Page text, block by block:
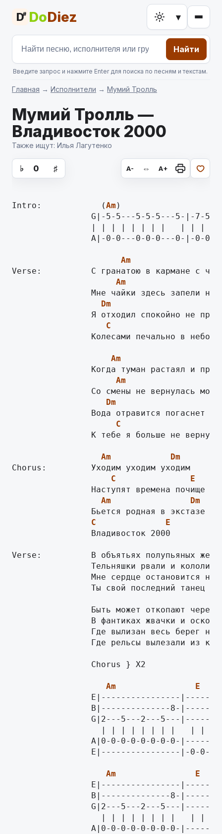
D# DoDiez ▾
Найти
Введите запрос и нажмите Enter для поиска по песням и текстам.
Главная → Исполнители → Мумий Тролль
Мумий Тролль —
Владивосток 2000
аккорды для гитары, текст песни
Также ищут: Илья Лагутенко
♭ 0 ♯ A- ⇔ A+
Intro:            (Am
G|-5-5---5-5-5---5-|-7-5-
| | | | | | | |   | | | |
A|-0-0---0-0-0---0-|-0-
Am
Am
Dm
C
Колесами печально в небо
Am
Am
Dm
C
К тебе я больше не
Am
Dm
C
E
Am
Dm
C
E
                Владивосток 2000
Verse:          В объятьях полупьяных
Тельняшки рвали и кололи
Мне сердце остановится не
Ты свой последний танец
Быть может откопают через
В фантиках жвачки и
Где вылизан весь берег не
Где рельсы вылезали из
                Chorus } X2
Am
E
E|----------------
B|--------------8-
G|2---5---2---5---
| | | | | | | |   | | |
A|0-0-0-0-0-0-0-0-
E|----------------|-0-0-
Am
E
E|----------------
B|--------------8-
G|2---5---2---5---
| | | | | | | |   | | |
A|0-0-0-0-0-0-0-0-